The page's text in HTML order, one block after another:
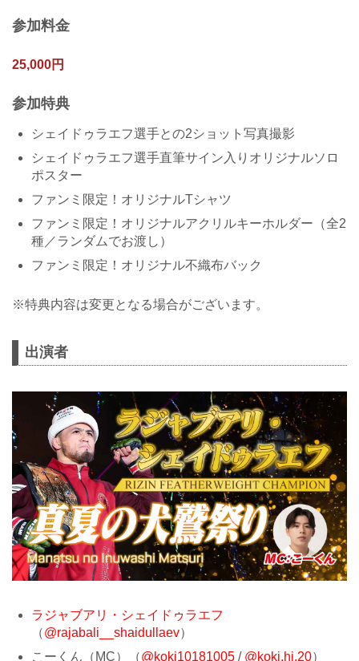
参加料金
25,000円
参加特典
シェイドゥラエフ選手との2ショット写真撮影
シェイドゥラエフ選手直筆サイン入りオリジナルソロ
ポスター
ファンミ限定！オリジナルTシャツ
ファンミ限定！オリジナルアクリルキーホルダー（全2
種／ランダムでお渡し）
ファンミ限定！オリジナル不織布バック
※特典内容は変更となる場合がございます。
出演者
ラジャブアリ・シェイドゥラエフ
（@rajabali__shaidullaev）
こーくん（MC）（@koki10181005 / @koki.hj.20）